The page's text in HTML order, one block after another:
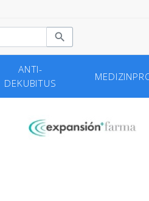

ANTI-
DEKUBITUS